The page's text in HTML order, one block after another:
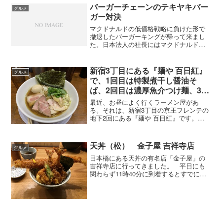
グルメ
バーガーチェーンのテキヤキバー
ガー対決
マクドナルドの低価格戦略に負けた形で
撤退したバーガーキングが帰って来まし
た。日本法人の社長にはマクドナルドの
ーガー業界を知り尽くした笠氏が日本限
定で発売するのはテリヤキ...
グルメ
新宿3丁目にある『麺や 百日紅』
で、1回目は特製煮干し醤油そ
ば、2回目は濃厚魚介つけ麺、3回
目は肉たくさんガーリック塩つけ
麺をいただきました。
最近、お昼によく行くラーメン屋があ
る。それは、新宿3丁目の京王フレンテの
地下2回にある『麺や 百日紅』です。京
オープンな感じでした。ですから、店に
どのぐらいの客が入っ...
グルメ 天丼（松） 金子屋 吉祥寺店
日本橋にある天丼の有名店「金子屋」の
吉祥寺店に行ってきました。 平日にも
関わらず11時40分に到着するとすでに店